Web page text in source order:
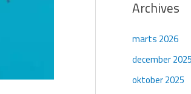
Archives
marts 2026
december 2025
oktober 2025